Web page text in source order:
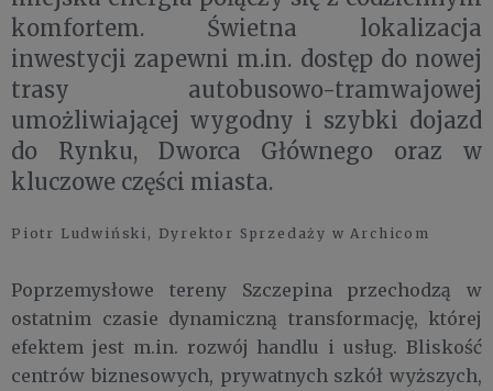
komfortem. Świetna lokalizacja
inwestycji zapewni m.in. dostęp do nowej
trasy autobusowo-tramwajowej
umożliwiającej wygodny i szybki dojazd
do Rynku, Dworca Głównego oraz w
kluczowe części miasta.
Piotr Ludwiński, Dyrektor Sprzedaży w Archicom
Poprzemysłowe tereny Szczepina przechodzą w
ostatnim czasie dynamiczną transformację, której
efektem jest m.in. rozwój handlu i usług. Bliskość
centrów biznesowych, prywatnych szkół wyższych,